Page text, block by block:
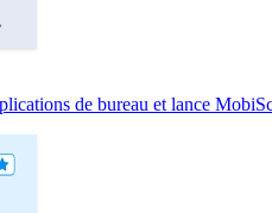
de bureau et lance